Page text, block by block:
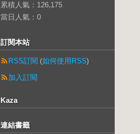
累積人氣： 126,175
當日人氣： 0
訂閱本站
RSS訂閱 (如何使用RSS)
加入訂閱
Kaza
連結書籤